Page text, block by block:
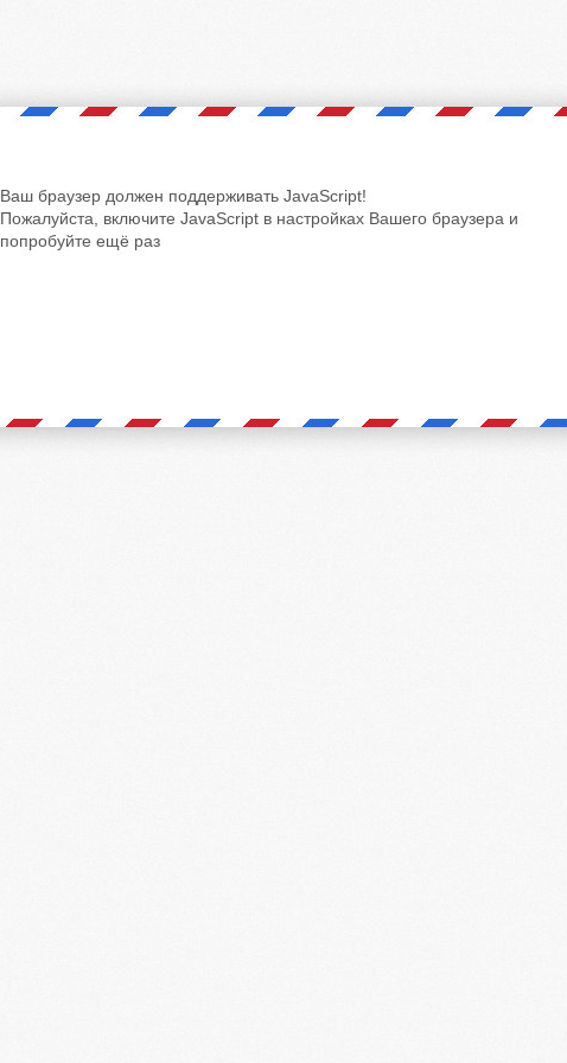
Ваш браузер должен поддерживать JavaScript!
Пожалуйста, включите JavaScript в настройках Вашего браузера и
попробуйте ещё раз